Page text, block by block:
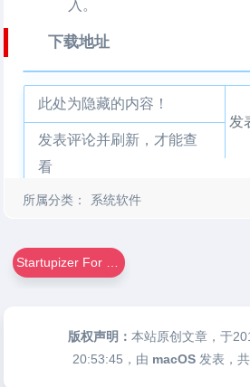
入。
下载地址
此处为隐藏的内容！
发表评论并刷新，才能查
看
发
所属分类： 系统软件
版权声明：本站原创文章，于
20:53:45 ，由 macOS 发表，